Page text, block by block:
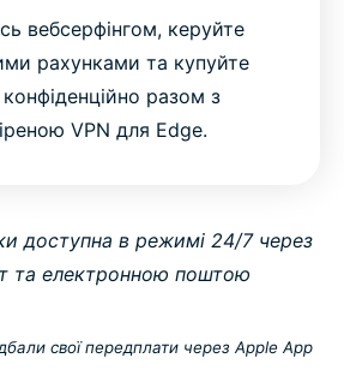
вебсерфінгом, керуйте
рахунками та купуйте
разом з
VPN для Edge.
доступна в режимі 24/7 через
та електронною поштою
свої передплати через Apple App